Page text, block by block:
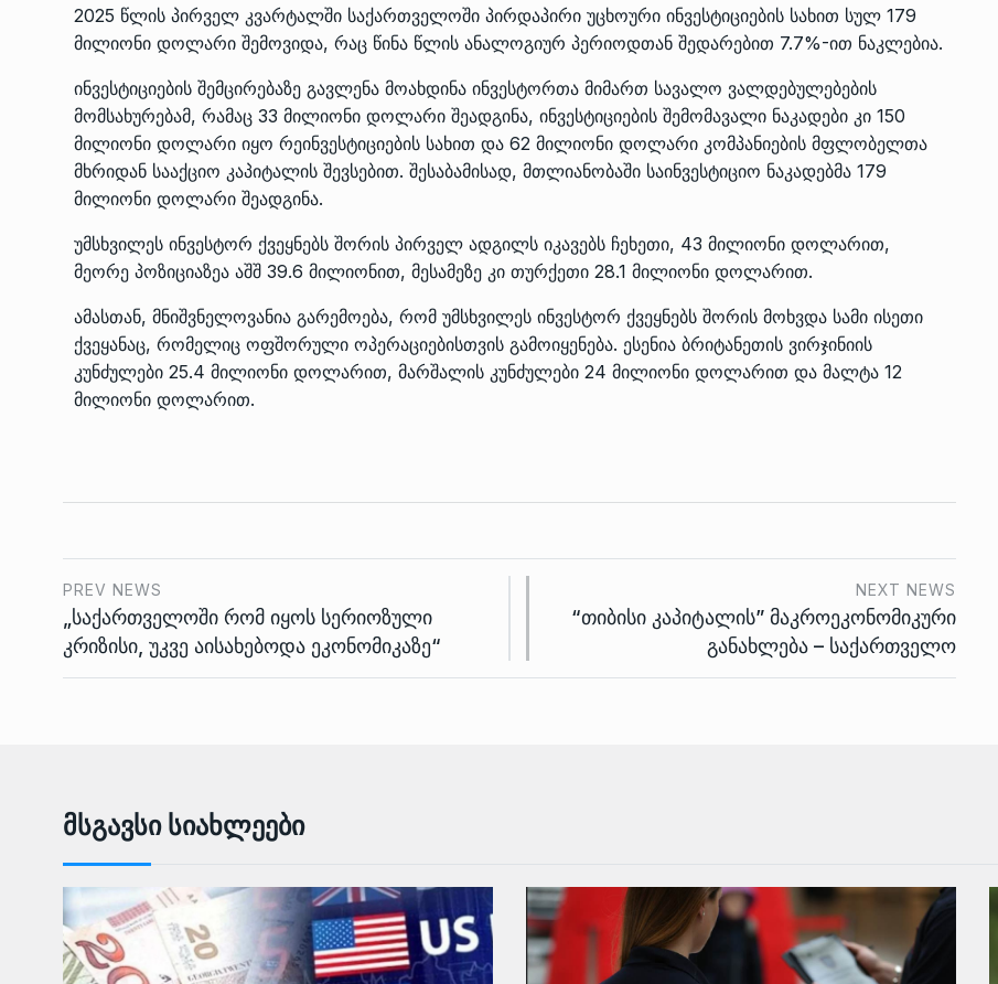
2025 წლის პირველ კვარტალში საქართველოში პირდაპირი უცხოური ინვესტიციების სახით სულ 179
მილიონი დოლარი შემოვიდა, რაც წინა წლის ანალოგიურ პერიოდთან შედარებით 7.7%-ით ნაკლებია.
ინვესტიციების შემცირებაზე გავლენა მოახდინა ინვესტორთა მიმართ სავალო ვალდებულებების
მომსახურებამ, რამაც 33 მილიონი დოლარი შეადგინა, ინვესტიციების შემომავალი ნაკადები კი 150
მილიონი დოლარი იყო რეინვესტიციების სახით და 62 მილიონი დოლარი კომპანიების მფლობელთა
მხრიდან სააქციო კაპიტალის შევსებით. შესაბამისად, მთლიანობაში საინვესტიციო ნაკადებმა 179
მილიონი დოლარი შეადგინა.
უმსხვილეს ინვესტორ ქვეყნებს შორის პირველ ადგილს იკავებს ჩეხეთი, 43 მილიონი დოლარით,
მეორე პოზიციაზეა აშშ 39.6 მილიონით, მესამეზე კი თურქეთი 28.1 მილიონი დოლარით.
ამასთან, მნიშვნელოვანია გარემოება, რომ უმსხვილეს ინვესტორ ქვეყნებს შორის მოხვდა სამი ისეთი
ქვეყანაც, რომელიც ოფშორული ოპერაციებისთვის გამოიყენება. ესენია ბრიტანეთის ვირჯინიის
კუნძულები 25.4 მილიონი დოლარით, მარშალის კუნძულები 24 მილიონი დოლარით და მალტა 12
მილიონი დოლარით.
PREV NEWS
„საქართველოში რომ იყოს სერიოზული
კრიზისი, უკვე აისახებოდა ეკონომიკაზე“
NEXT NEWS
“თიბისი კაპიტალის” მაკროეკონომიკური
განახლება – საქართველო
ᲙᲣᲚᲢᲣᲠᲐ 13/05/2022
10
თბილისის ზაქარია ფალიაშვილის
სახელობის ოპერისა და
ბალეტის…
ᲙᲣᲚᲢᲣᲠᲐ 13/05/2022
15
ღარიბაშვილმა ახლად
რეაბილიტირებული ოზურგეთის…
ᲒᲐᲜᲐᲗᲚᲔᲑᲐ 15/05/2022
Მსგავსი Სიახლეები